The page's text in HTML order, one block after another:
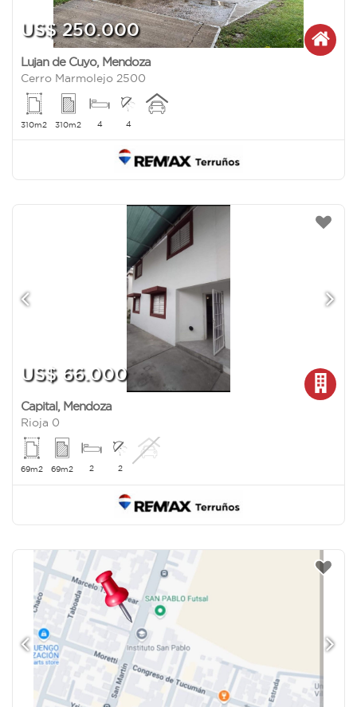
US$ 250.000
Lujan de Cuyo, Mendoza
Cerro Marmolejo 2500
310m2 310m2 4 4
US$ 66.000
Capital, Mendoza
Rioja 0
69m2 69m2 2 2